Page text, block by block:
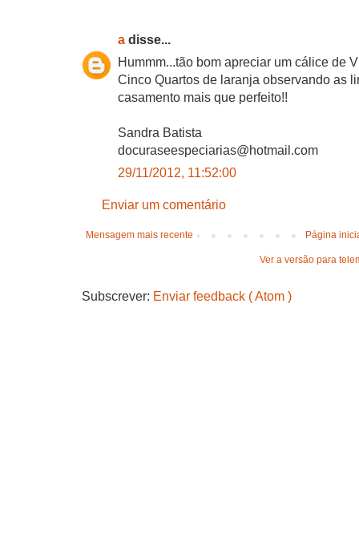
a disse...
Hummm...tão bom apreciar um cálice de
Cinco Quartos de laranja observando as
casamento mais que perfeito!!
Sandra Batista
docuraseespeciarias@hotmail.com
29/11/2012, 11:52:00
Enviar um comentário
Mensagem mais recente Página
Ver a versão para
Subscrever: Enviar feedback ( Atom )